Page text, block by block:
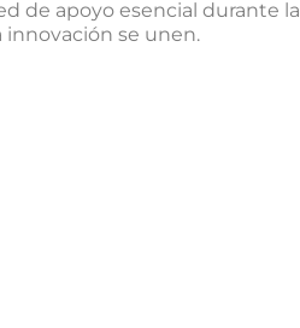
de apoyo esencial durante la
innovación se unen.